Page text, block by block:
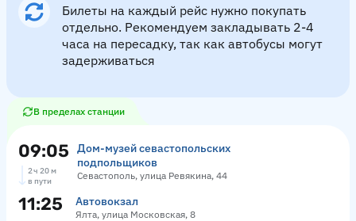
Билеты на каждый рейс нужно покупать
отдельно. Рекомендуем закладывать 2-4
часа на пересадку, так как автобусы могут
задерживаться
В пределах станции
09:05
Дом-музей севастопольских
подпольщиков
Севастополь, улица Ревякина, 44
2 ч 20 м
в пути
11:25 Автовокзал
Ялта, улица Московская, 8